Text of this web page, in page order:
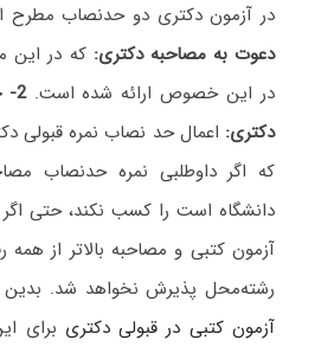
در آزمون دکتری دو حدنصاب مطرح
دعوت به مصاحبه دکتری: که در این
در این خصوص ارائه شده است.
دکتری: اعمال حد نصاب نمره
که اگر داوطلبی نمره حدنصاب
دانشگاه است را کسب نکند، حتی اگر
آزمون کتبی و مصاحبه بالاتر از همه
رشته‌محل پذیرش نخواهد شد.
آزمون کتبی در قبولی دکتری برای